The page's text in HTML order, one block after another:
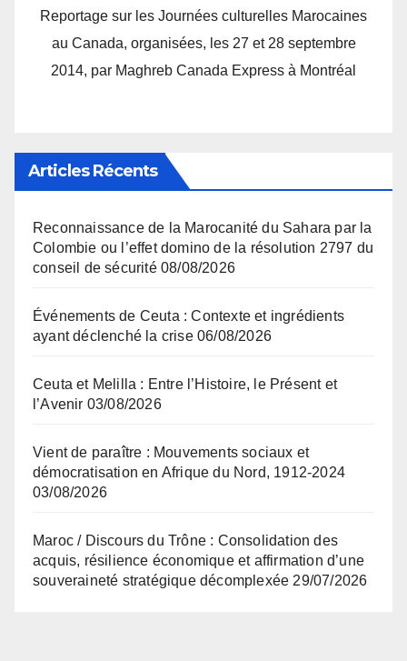
Reportage sur les Journées culturelles Marocaines
au Canada, organisées, les 27 et 28 septembre
2014, par Maghreb Canada Express à Montréal
Articles Récents
Reconnaissance de la Marocanité du Sahara par la
Colombie ou l’effet domino de la résolution 2797 du
conseil de sécurité 08/08/2026
Événements de Ceuta : Contexte et ingrédients
ayant déclenché la crise 06/08/2026
Ceuta et Melilla : Entre l’Histoire, le Présent et
l’Avenir 03/08/2026
Vient de paraître : Mouvements sociaux et
démocratisation en Afrique du Nord, 1912-2024
03/08/2026
Maroc / Discours du Trône : Consolidation des
acquis, résilience économique et affirmation d’une
souveraineté stratégique décomplexée 29/07/2026